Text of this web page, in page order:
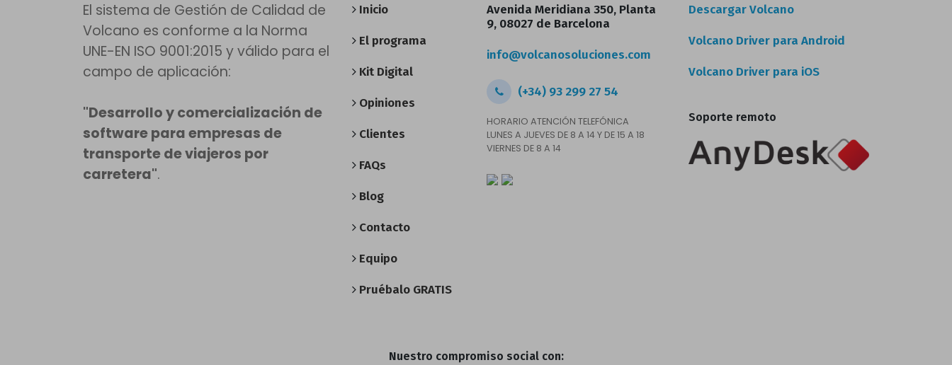
El sistema de Gestión de Calidad de
Volcano es conforme a la Norma
UNE-EN ISO 9001:2015 y válido para el
campo de aplicación:
"Desarrollo y comercialización de
software para empresas de
transporte de viajeros por
carretera".
Inicio
El programa
Kit Digital
Opiniones
Clientes
FAQs
Blog
Contacto
Equipo
Pruébalo GRATIS
Avenida Meridiana 350, Planta
9, 08027 de Barcelona
info@volcanosoluciones.com
(+34) 93 299 27 54
HORARIO ATENCIÓN TELEFÓNICA
LUNES A JUEVES DE 8 A 14 Y DE 15 A 18
VIERNES DE 8 A 14
Descargar Volcano
Volcano Driver para Android
Volcano Driver para iOS
Soporte remoto
Nuestro compromiso social con: